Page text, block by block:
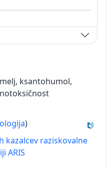
ksantohumol,
)
kazalcev raziskovalne
ARIS